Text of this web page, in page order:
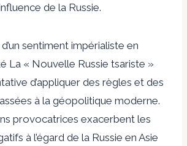
de la Russie.
sentiment impérialiste en
La « Nouvelle Russie tsariste »
d’appliquer des règles et des
à la géopolitique moderne.
provocatrices exacerbent les
à l’égard de la Russie en Asie